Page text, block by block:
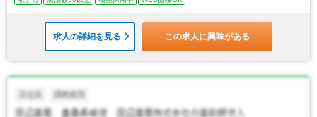
求人の詳細を見る この求人に興味がある